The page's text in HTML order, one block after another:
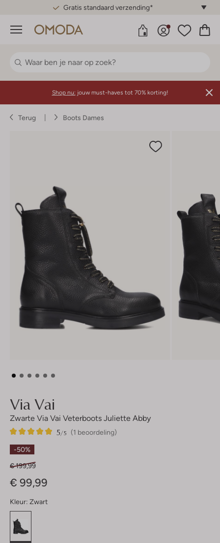
Gratis standaard verzending*
Menu
Shop nu: jouw must-haves tot 70% korting!
Terug Boots Dames
Via Vai
Zwarte Via Vai Veterboots Juliette Abby
(1 beoordeling)
5/5
1
5
Sterren
-50%
€ 199,99
€ 99,99
Kleur: Zwart